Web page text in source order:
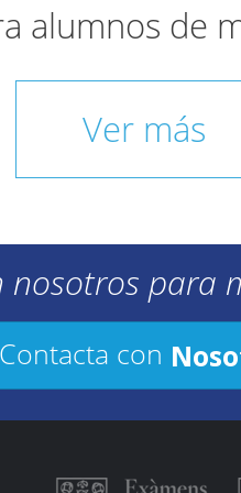
alumnos de
Ver más
nosotros para
Contacta con